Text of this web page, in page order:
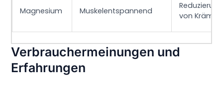
Magnesium Muskelentspannend
Reduzierung
von
Verbrauchermeinungen und
Erfahrungen